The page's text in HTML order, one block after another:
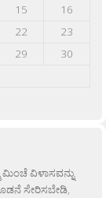
15
16
22
23
29
30
ಮಿಂಚೆ ವಿಳಾಸವನ್ನು
ಸೇರಿಸಬೇಡಿ,